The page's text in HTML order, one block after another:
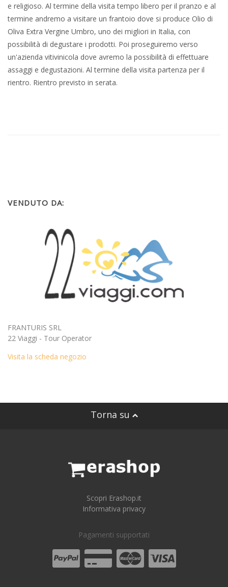
e religioso. Al termine della visita tempo libero per il pranzo e al
termine andremo a visitare un frantoio dove si produce Olio di
Oliva Extra Vergine Umbro, uno dei migliori in Italia, con
possibilità di degustare i prodotti. Poi proseguiremo verso
un'azienda vitivinicola dove avremo la possibilità di effettuare
assaggi e degustazioni. Al termine della visita partenza per il
rientro. Rientro previsto in serata.
VENDUTO DA:
FRANTURIS SRL
22 Viaggi - Tour Operator
Visita la scheda negozio
Torna su
Scopri Erashop.it
Informativa privacy
Pagamenti supportati